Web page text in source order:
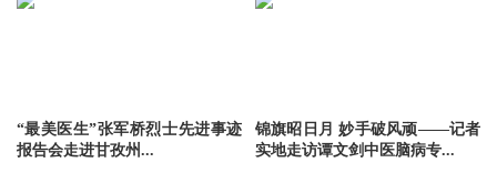
“最美医生”张军桥烈士先进事迹
报告会走进甘孜州...
锦旗昭日月 妙手破风顽——记者
实地走访谭文剑中医脑病专...